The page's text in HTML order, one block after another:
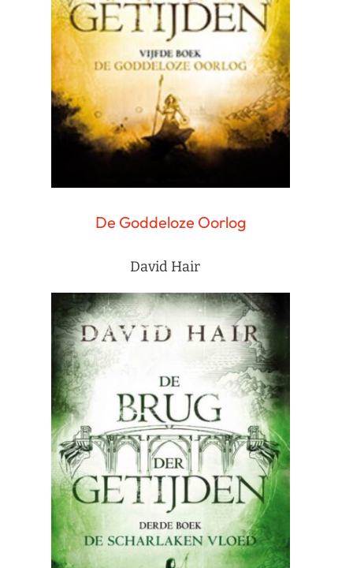
De Goddeloze Oorlog
David Hair